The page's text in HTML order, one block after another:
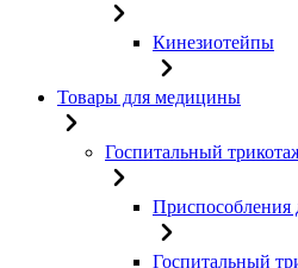
Кинезиотейпы
Товары для медицины
Госпитальный
Приспособления
Госпитальный